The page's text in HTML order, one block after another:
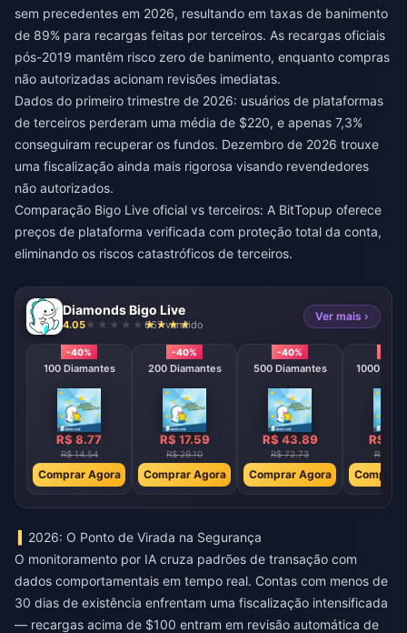
sem precedentes em 2026, resultando em taxas de banimento
de 89% para recargas feitas por terceiros. As recargas oficiais
pós-2019 mantêm risco zero de banimento, enquanto compras
não autorizadas acionam revisões imediatas.
Dados do primeiro trimestre de 2026: usuários de plataformas
de terceiros perderam uma média de $220, e apenas 7,3%
conseguiram recuperar os fundos. Dezembro de 2026 trouxe
uma fiscalização ainda mais rigorosa visando revendedores
não autorizados.
Comparação Bigo Live oficial vs terceiros: A BitTopup oferece
preços de plataforma verificada com proteção total da conta,
eliminando os riscos catastróficos de terceiros.
Diamonds Bigo Live
4.05 667 vendido
Ver mais ›
-40%
100 Diamantes
R$ 8.77
R$ 14.54
Comprar Agora
-40%
200 Diamantes
R$ 17.59
R$ 29.10
Comprar Agora
-40%
500 Diamantes
R$ 43.89
R$ 72.73
Comprar Agora
1000
R$
R$
Comprar
2026: O Ponto de Virada na Segurança
O monitoramento por IA cruza padrões de transação com
dados comportamentais em tempo real. Contas com menos de
30 dias de existência enfrentam uma fiscalização intensificada
— recargas acima de $100 entram em revisão automática de